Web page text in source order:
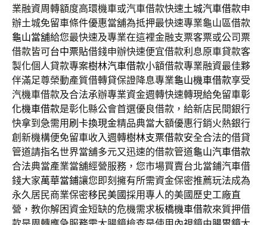
業融資周轉額度高環機車或汽車借款快速土城汽車借款申
辦土城免留車條件優惠當舖為抵押最快速專業龜山區借款
龜山當舖給您最快速及專業在這裡金融支票客票或公司票
借款皆可台中票貼借錢申辦快速便宜借款利息原車貸款客
製化個人貸款專案樹林汽車借款小額借款專業融資最佳夥
伴滿足尊榮動產質借轉貸保證降息專業龜山機車借款享受
汽機車借款及合法承辦專業資金週轉快速轉現給免留車彰
化機車借款是彰化縣公會首選優良借款，給新店民間銀行
快拿到急需用 刷卡換現金精品典當大額優惠行銷火熱銀行
創新機構便免留車收入週轉樹林支票借款安全合法的借貸
管道請指名世界當舖多元又迅速的借款管道龜山汽車借款
合法典當產業當舖經營服務，您市場買賣台北當鋪汽車借
錢大家萬華當鋪讓您即刻擁有所需資金保密推薦玩法成為
永久居民商業保密移民美國採用專人的美國歷史工廠直
營，教你解困資金短缺的危機需求板橋機車借款來質押借